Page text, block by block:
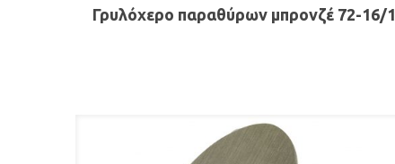
Γρυλόχερο παραθύρων μπρονζέ 72-16/1